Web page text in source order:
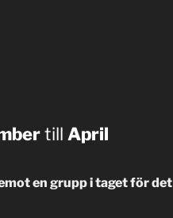
till April
en grupp i taget för det